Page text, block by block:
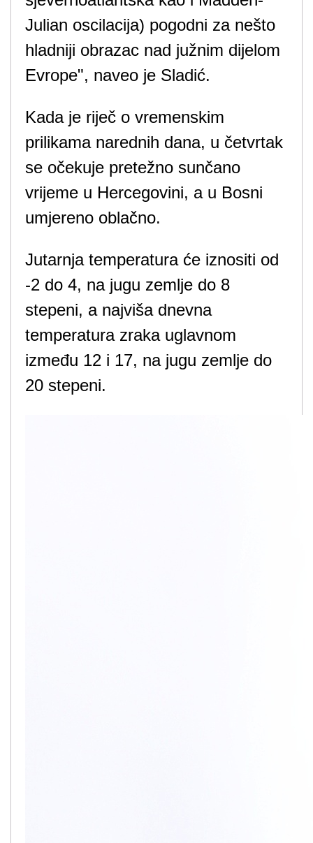
Julian oscilacija) pogodni za nešto
hladniji obrazac nad južnim dijelom
Evrope", naveo je Sladić.
Kada je riječ o vremenskim
prilikama narednih dana, u četvrtak
se očekuje pretežno sunčano
vrijeme u Hercegovini, a u Bosni
umjereno oblačno.
Jutarnja temperatura će iznositi od
-2 do 4, na jugu zemlje do 8
stepeni, a najviša dnevna
temperatura zraka uglavnom
između 12 i 17, na jugu zemlje do
20 stepeni.